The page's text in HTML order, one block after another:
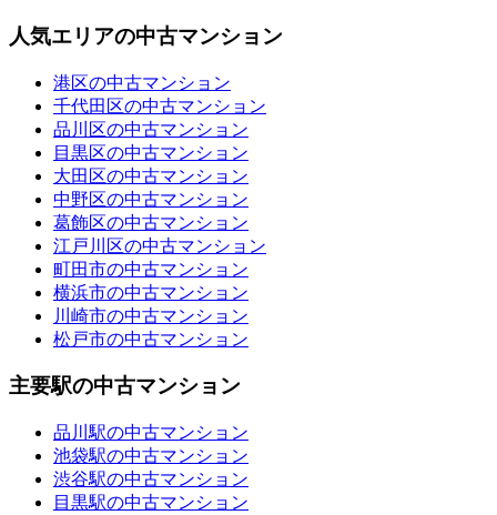
人気エリアの中古マンション
港区の中古マンション
千代田区の中古マンション
品川区の中古マンション
目黒区の中古マンション
大田区の中古マンション
中野区の中古マンション
葛飾区の中古マンション
江戸川区の中古マンション
町田市の中古マンション
横浜市の中古マンション
川崎市の中古マンション
松戸市の中古マンション
主要駅の中古マンション
品川駅の中古マンション
池袋駅の中古マンション
渋谷駅の中古マンション
目黒駅の中古マンション